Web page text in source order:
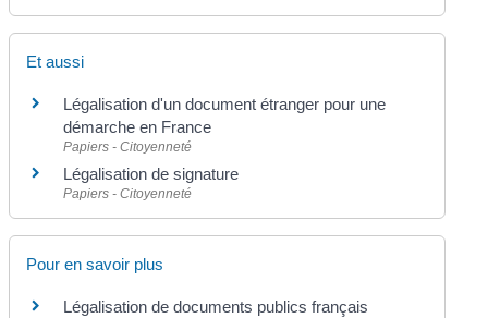
Et aussi
Légalisation d'un document étranger pour une
démarche en France
Papiers - Citoyenneté
Légalisation de signature
Papiers - Citoyenneté
Pour en savoir plus
Légalisation de documents publics français